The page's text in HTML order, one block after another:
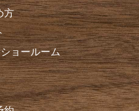
方
ョールーム